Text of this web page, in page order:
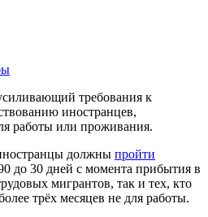
требования к
иностранцев,
работы или проживания.
должны пройти
до 30 дней с момента прибытия в
мигрантов, так и тех, кто
трёх месяцев не для работы.